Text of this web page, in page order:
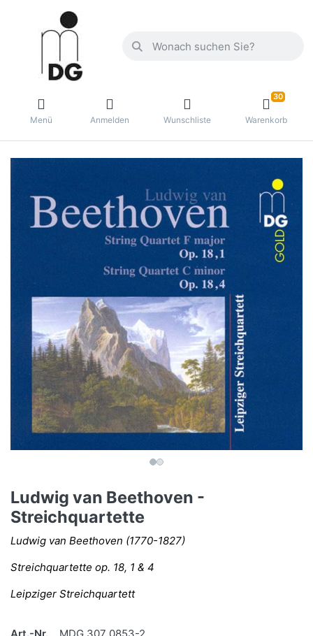
Menü Anmelden Wunschliste
30
Warenkorb
Ludwig van Beethoven -
Streichquartette
Ludwig van Beethoven (1770-1827)
Streichquartette op. 18, 1 & 4
Leipziger Streichquartett